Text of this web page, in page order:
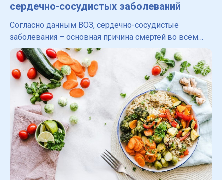
сердечно-сосудистых заболеваний
Согласно данным ВОЗ, сердечно-сосудистые
заболевания – основная причина смертей во всем
мире. Ежегодно от них умирает 17,9 миллионов
человек. Для диагностики ССЗ разработано
множество сложных тестов,